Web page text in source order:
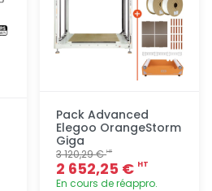
Pack Advanced
Elegoo OrangeStorm
Giga
3 120,29 €HT
2 652,25 € HT
En cours de réappro.